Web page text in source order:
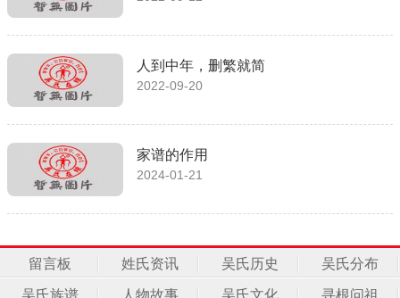
人到中年，删繁就简
2022-09-20
家谱的作用
2024-01-21
留言板 姓氏资讯 吴氏历史 吴氏分布